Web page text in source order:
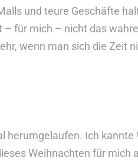
und teure Geschäfte
– für mich – nicht das
wenn man sich die Zeit
herumgelaufen. Ich kannte
Weihnachten für mich